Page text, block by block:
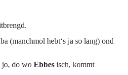
(manchmol hebt‘s ja so lang) ond
jo, do wo Ebbes isch, kommt